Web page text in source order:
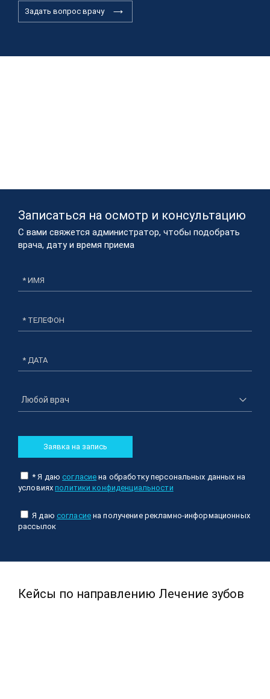
Задать вопрос врачу
Записаться на осмотр и консультацию​
С вами свяжется администратор, чтобы подобрать
врача, дату и время приема​
* ДАТА
Заявка на запись
* Я даю согласие на обработку персональных данных на
условияхполитики конфиденциальности
Я даю согласиена получение рекламно-информационных
рассылок
Кейсы по направлению Лечение зубов